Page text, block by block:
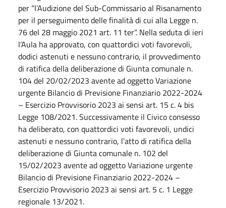
per “l’Audizione del Sub-Commissario al Risanamento
per il perseguimento delle finalità di cui alla Legge n.
76 del 28 maggio 2021 art. 11 ter”. Nella seduta di ieri
l’Aula ha approvato, con quattordici voti favorevoli,
dodici astenuti e nessuno contrario, il provvedimento
di ratifica della deliberazione di Giunta comunale n.
104 del 20/02/2023 avente ad oggetto Variazione
urgente Bilancio di Previsione Finanziario 2022-2024
– Esercizio Provvisorio 2023 ai sensi art. 15 c. 4 bis
Legge 108/2021. Successivamente il Civico consesso
ha deliberato, con quattordici voti favorevoli, undici
astenuti e nessuno contrario, l’atto di ratifica della
deliberazione di Giunta comunale n. 102 del
15/02/2023 avente ad oggetto Variazione urgente
Bilancio di Previsione Finanziario 2022-2024 –
Esercizio Provvisorio 2023 ai sensi art. 5 c. 1 Legge
regionale 13/2021.